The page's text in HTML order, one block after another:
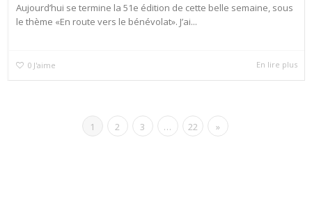
Aujourd’hui se termine la 51e édition de cette belle semaine, sous
le thème «En route vers le bénévolat». J’ai...
0 J'aime En lire plus
1 2 3 … 22 »